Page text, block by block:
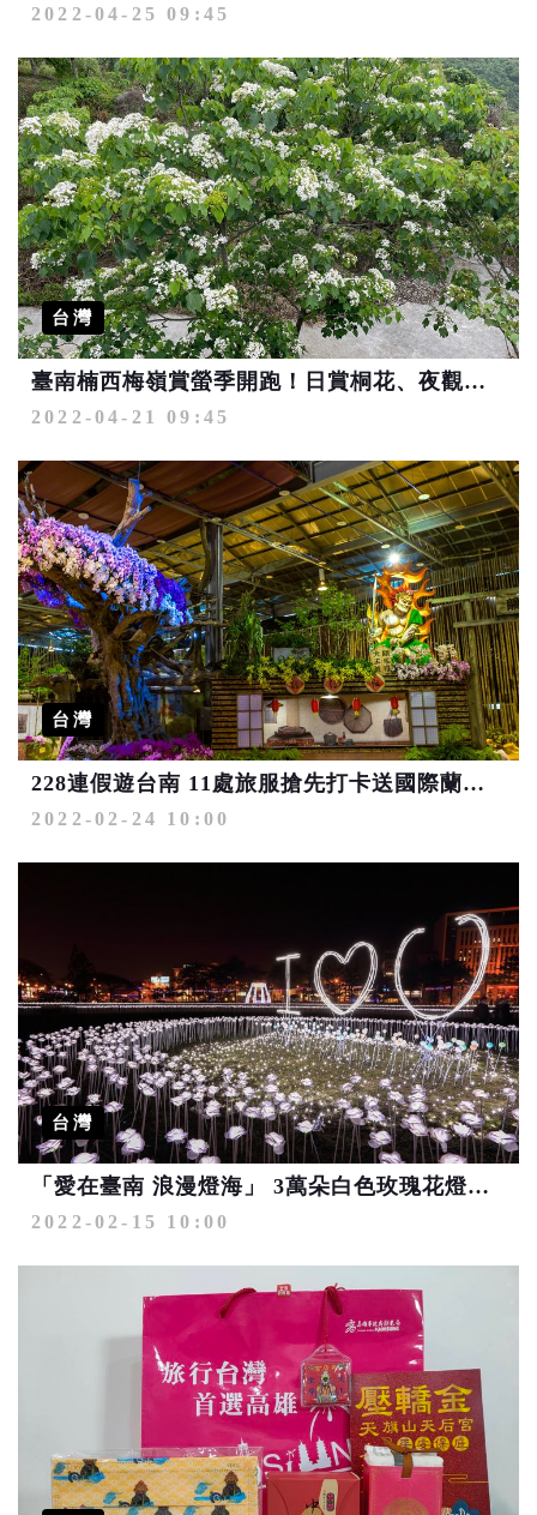
2022-04-25 09:45
台灣
臺南楠西梅嶺賞螢季開跑！日賞桐花、夜觀螢火
2022-04-21 09:45
台灣
228連假遊台南 11處旅服搶先打卡送國際蘭展門票
2022-02-24 10:00
台灣
「愛在臺南 浪漫燈海」 3萬朵白色玫瑰花燈表情意
2022-02-15 10:00